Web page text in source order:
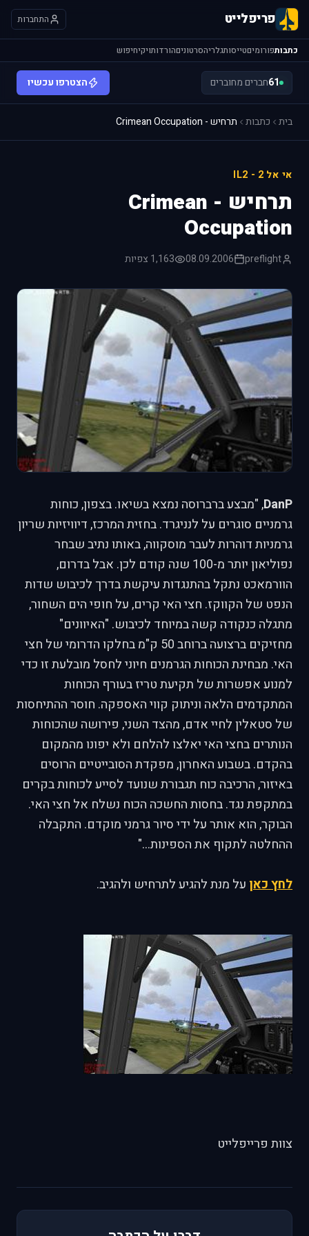
פריפלייט התחברות
כתבותפורומיםטייסותגלריהסרטוניםהורדותויקיחיפוש
61חברים מחוברים הצטרפו עכשיו
בית כתבות תרחיש - Crimean Occupation
אי אל 2 - IL2
תרחיש - Crimean
Occupation
preflight
08.09.2006 1,163 צפיות
DanP, "מבצע ברברוסה נמצא בשיאו. בצפון, כוחות
גרמניים סוגרים על לנניגרד. בחזית המרכז, דיוויזיות שריון
גרמניות דוהרות לעבר מוסקווה, באותו נתיב שבחר
נפוליאון יותר מ-100 שנה קודם לכן. אבל בדרום,
הוורמאכט נתקל בהתנגדות עיקשת בדרך לכיבוש שדות
הנפט של הקווקז. חצי האי קרים, על חופי הים השחור,
מתגלה כנקודה קשה במיוחד לכיבוש. "האיוונים"
מחזיקים ברצועה ברוחב 50 ק"מ בחלקו הדרומי של חצי
האי. מבחינת הכוחות הגרמנים חיוני לחסל מובלעת זו כדי
למנוע אפשרות של תקיעת טריז בעורף הכוחות
המתקדמים הלאה וניתוק קווי האספקה. חוסר ההתיחסות
של סטאלין לחיי אדם, מהצד השני, פירושה שהכוחות
הנותרים בחצי האי יאלצו להלחם ולא יפונו מהמקום
בהקדם. בשבוע האחרון, מפקדת הסובייטיים הרוסים
באיזור, הרכיבה כוח תגבורת שנועד לסייע לכוחות בקרים
במתקפת נגד. בחסות החשכה הכוח נשלח אל חצי האי.
הבוקר, הוא אותר על ידי סיור גרמני מוקדם. התקבלה
ההחלטה לתקוף את הספינות..."
לחץ כאן על מנת להגיע לתרחיש ולהגיב.
צוות פרייפלייט